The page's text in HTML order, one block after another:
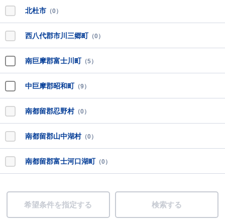
北杜市 （0）
西八代郡市川三郷町 （0）
南巨摩郡富士川町 （5）
中巨摩郡昭和町 （9）
南都留郡忍野村（0）
南都留郡山中湖村（0）
南都留郡富士河口湖町 （0）
希望条件を指定する 検索する